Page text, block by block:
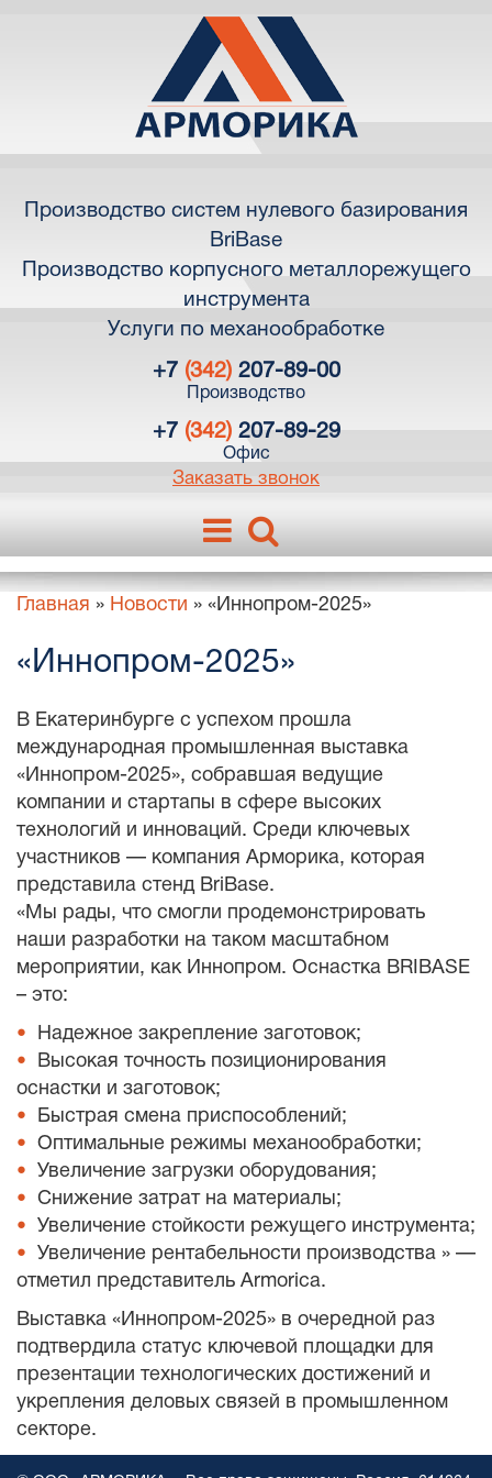
Производство систем нулевого базирования
BriBase
Производство корпусного металлорежущего
инструмента
Услуги по механообработке
+7 (342)207-89-00
Производство
+7 (342)207-89-29
Офис
Заказать звонок
Главная » Новости » «Иннопром-2025»
«Иннопром-2025»
В Екатеринбурге с успехом прошла
международная промышленная выставка
«Иннопром-2025», собравшая ведущие
компании и стартапы в сфере высоких
технологий и инноваций. Среди ключевых
участников — компания Арморика, которая
представила стенд BriBase.
«Мы рады, что смогли продемонстрировать
наши разработки на таком масштабном
мероприятии, как Иннопром. Оснастка BRIBASE
– это:
Надежное закрепление заготовок;
Высокая точность позиционирования
оснастки и заготовок;
Быстрая смена приспособлений;
Оптимальные режимы механообработки;
Увеличение загрузки оборудования;
Снижение затрат на материалы;
Увеличение стойкости режущего инструмента;
Увеличение рентабельности производства » —
отметил представитель Armorica.
Выставка «Иннопром-2025» в очередной раз
подтвердила статус ключевой площадки для
презентации технологических достижений и
укрепления деловых связей в промышленном
секторе.